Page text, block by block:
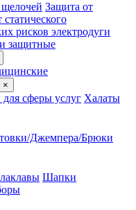
Защита от
рисков электродуги
защитные
×
сферы услуг Халаты
Джемпера/Брюки
Шапки